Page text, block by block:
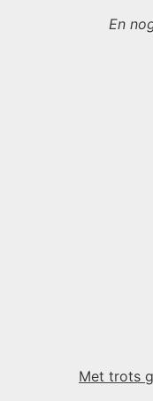
En
Met trots